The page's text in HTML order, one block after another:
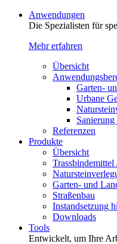
Anwendungen
Die Spezialisten für
Mehr erfahren
Übersicht
Garten-
Urbane
Referenzen
Produkte
Übersicht
Trassbindemittel
Garten- und
Straßenbau
Instandsetzung
Downloads
Tools
Entwickelt, um Ihre